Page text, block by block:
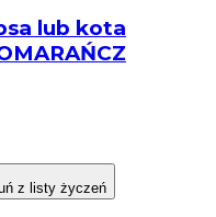
lub kota
z listy życzeń